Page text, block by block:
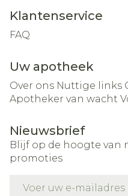
Klantenservice
FAQ
Uw apotheek
Over ons Nuttige links
Apotheker van wacht
Nieuwsbrief
Blijf op de hoogte van
promoties